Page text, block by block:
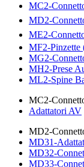
MC2-
MD2-
ME2-
MF2-
MG2-
MH2-Prese
ML2-Spine
MC2-
Adattatori AV
MD2-
MD31-
MD32-
MD33-